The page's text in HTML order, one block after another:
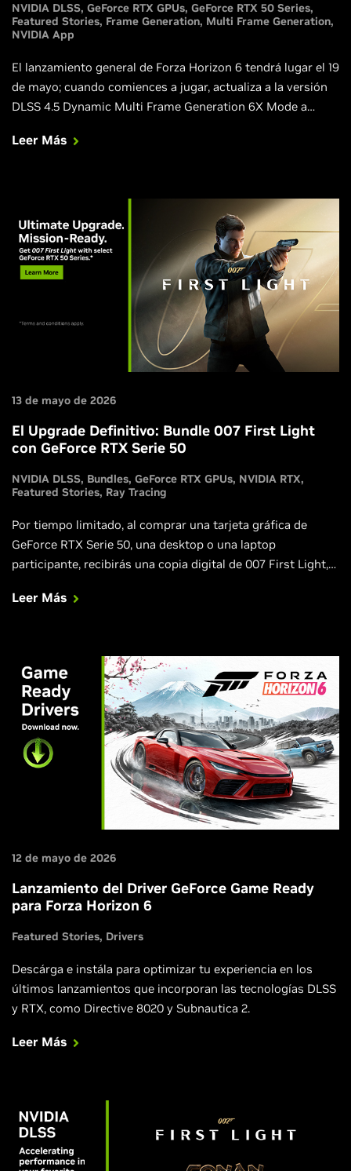
NVIDIA DLSS GeForce RTX GPUs GeForce RTX 50 Series
Featured Stories Frame Generation Multi Frame Generation
NVIDIA App
El lanzamiento general de Forza Horizon 6 tendrá lugar el 19
de mayo; cuando comiences a jugar, actualiza a la versión
DLSS 4.5 Dynamic Multi Frame Generation 6X Mode a
2 se lanzan esta semana con DLSS, y Blades of Fire
Leer Más
13 de mayo de 2026
El Upgrade Definitivo: Bundle 007 First Light
con GeForce RTX Serie 50
NVIDIA DLSS Bundles GeForce RTX GPUs NVIDIA RTX
Featured Stories Ray Tracing
Por tiempo limitado, al comprar una tarjeta gráfica de
GeForce RTX Serie 50, una desktop o una laptop
participante, recibirás una copia digital de 007 First Light,
DLSS Ray Reconstruction, NVIDIA Reflex e increíbles
Leer Más
12 de mayo de 2026
Lanzamiento del Driver GeForce Game Ready
para Forza Horizon 6
Featured Stories Drivers
Descárga e instála para optimizar tu experiencia en los
últimos lanzamientos que incorporan las tecnologías DLSS
y RTX, como Directive 8020 y Subnautica 2.
Leer Más